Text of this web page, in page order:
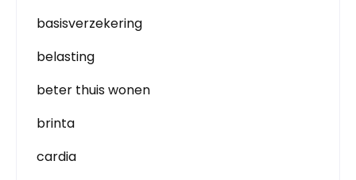
basisverzekering
belasting
beter thuis wonen
brinta
cardia